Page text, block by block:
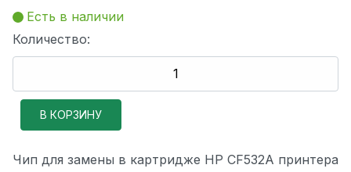
Есть в наличии
Количество:
Чип для замены в картридже HP CF532A принтера